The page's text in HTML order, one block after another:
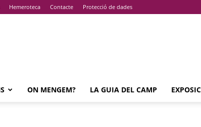
Hemeroteca Contacte Protecció de dades
ON MENGEM? LA GUIA DEL CAMP